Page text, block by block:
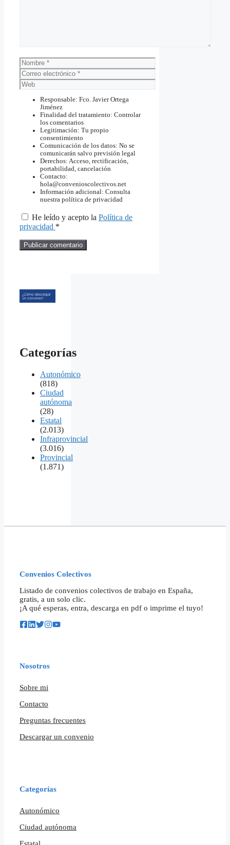
Nombre
Correo
electrónico
Web
Responsable: Fco. Javier Ortega
Jiménez
Finalidad del tratamiento: Controlar
los comentarios
Legitimación: Tu propio
consentimiento
Comunicación de los datos: No se
comunicarán salvo previsión legal
Derechos: Acceso, rectificación,
portabilidad, cancelación
Contacto:
hola@convenioscolectivos.net
Información adicional: Consulta
nuestra política de privacidad
He leído y acepto la Política de
privacidad *
Categorías
Autonómico
(818)
Ciudad
autónoma
(28)
Estatal
(2.013)
Infraprovincial
(3.016)
Provincial
(1.871)
Convenios Colectivos
Listado de convenios colectivos de trabajo en España,
gratis, a un solo clic.
¡A qué esperas, entra, descarga en pdf o imprime el tuyo!
Nosotros
Sobre mi
Contacto
Preguntas frecuentes
Descargar un convenio
Categorías
Autonómico
Ciudad autónoma